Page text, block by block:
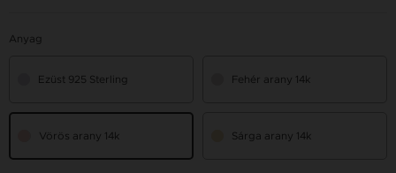
Anyag
Ezüst 925 Sterling Fehér arany 14k
Vörös arany 14k Sárga arany 14k